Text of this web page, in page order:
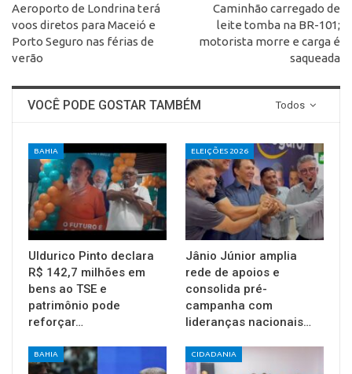
Aeroporto de Londrina terá
voos diretos para Maceió e
Porto Seguro nas férias de
verão
Caminhão carregado de
leite tomba na BR-101;
motorista morre e carga é
saqueada
Todos
VOCÊ PODE GOSTAR TAMBÉM
BAHIA
Uldurico Pinto declara
R$ 142,7 milhões em
bens ao TSE e
patrimônio pode
reforçar…
ELEIÇÕES 2026
Jânio Júnior amplia
rede de apoios e
consolida pré-
campanha com
lideranças nacionais…
BAHIA CIDADANIA